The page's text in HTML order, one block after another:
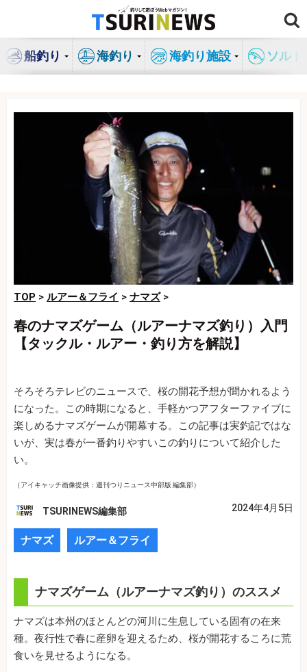
ン
船釣り 海釣り 海釣り施設 ソル
TOP > ルアー＆フライ > ナマズ>
春のナマズゲーム（ルアーナマズ釣り）入門
【タックル・ルアー・釣り方を解説】
そろそろテレビのニュースで、桜の開花予想が聞かれるよう
になった。この時期になると、手軽かつアフターファイブに
楽しめるナマズゲームが開幕する。この記事は実釣記ではな
いが、実は春が一番釣りやすいこの釣りについて紹介した
い。
（アイキャッチ画像提供：週刊つりニュース中部版 編集部）
TSURINEWS編集部 2024年4月5日
ナマズ ルアー＆フライ
ナマズゲーム（ルアーナマズ釣り）のススメ
ナマズは本州のほとんどの河川に生息している固有の在来
種。夜行性で春に産卵を迎えるため、桜が開花するころに荒
食いを見せるようになる。